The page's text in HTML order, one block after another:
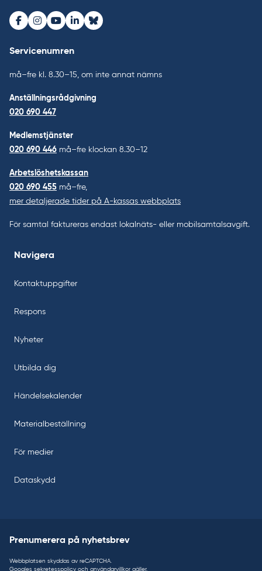
Facebook
Instagram
Youtube
LinkedInBluesky
Servicenumren
må–fre kl. 8.30–15, om inte annat nämns
Anställningsrådgivning
020 690 447
Medlemstjänster
020 690 446 må–fre klockan 8.30–12
Arbetslöshetskassan
020 690 455 må–fre,
mer detaljerade tider på A-kassas webbplats
För samtal faktureras endast lokalnäts- eller mobilsamtalsavgift.
Navigera
Kontaktuppgifter
Respons
Nyheter
Utbilda dig
Händelsekalender
Materialbeställning
För medier
Dataskydd
Prenumerera på nyhetsbrev
Webbplatsen skyddas av reCAPTCHA.
Googles sekretesspolicy och användarvillkor gäller.